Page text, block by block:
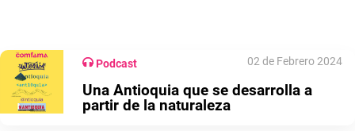
Podcast 02 de Febrero 2024
Una Antioquia que se desarrolla a
partir de la naturaleza